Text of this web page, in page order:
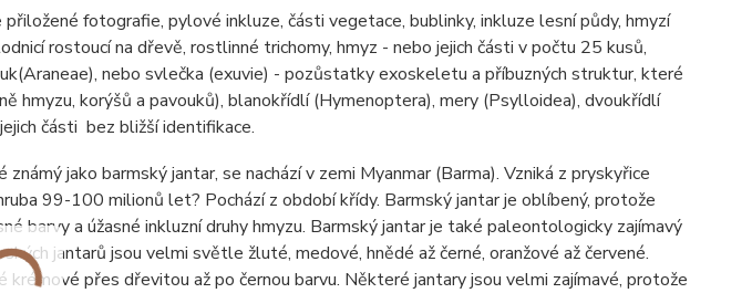
přiložené fotografie, pylové inkluze, části vegetace, bublinky, inkluze lesní půdy, hmyzí
rostoucí na dřevě, rostlinné trichomy, hmyz - nebo jejich části v počtu 25 kusů,
(Araneae), nebo svlečka (exuvie) - pozůstatky exoskeletu a příbuzných struktur, které
hmyzu, korýšů a pavouků), blanokřídlí (Hymenoptera), mery (Psylloidea), dvoukřídlí
části bez bližší identifikace.
jako barmský jantar, se nachází v zemi Myanmar (Barma). Vzniká z pryskyřice
99-100 milionů let? Pochází z období křídy. Barmský jantar je oblíbený, protože
barvy a úžasné inkluzní druhy hmyzu. Barmský jantar je také paleontologicky zajímavý
jantarů jsou velmi světle žluté, medové, hnědé až černé, oranžové až červené.
přes dřevitou až po černou barvu. Některé jantary jsou velmi zajímavé, protože